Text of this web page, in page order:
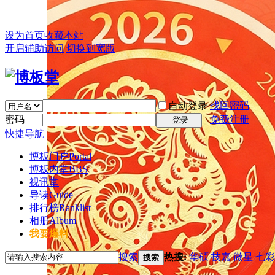
设为首页收藏本站
开启辅助访问 切换到宽版
自动登录 找回密码
密码
登录
免费注册
快捷导航
博板门户Portal
博板内堂BBS
视讯堂
导读Guide
排行榜Ranklist
相册Album
我要爆料
搜索 搜索 热搜:华硕 技嘉 微星 七